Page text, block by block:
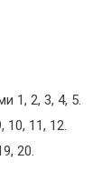
1, 2, 3, 4, 5.
11, 12.
20.